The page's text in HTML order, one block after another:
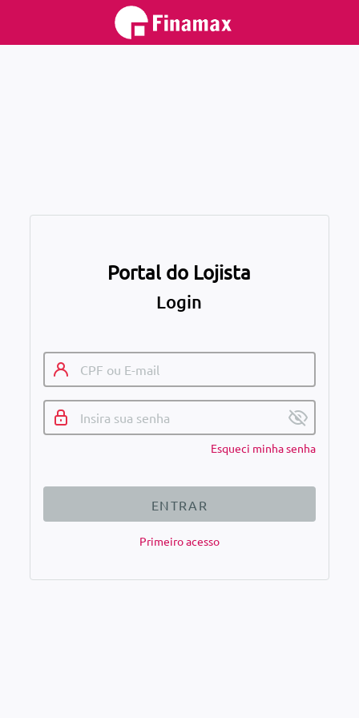
Portal do Lojista
Login
Esqueci minha senha
ENTRAR
Primeiro acesso